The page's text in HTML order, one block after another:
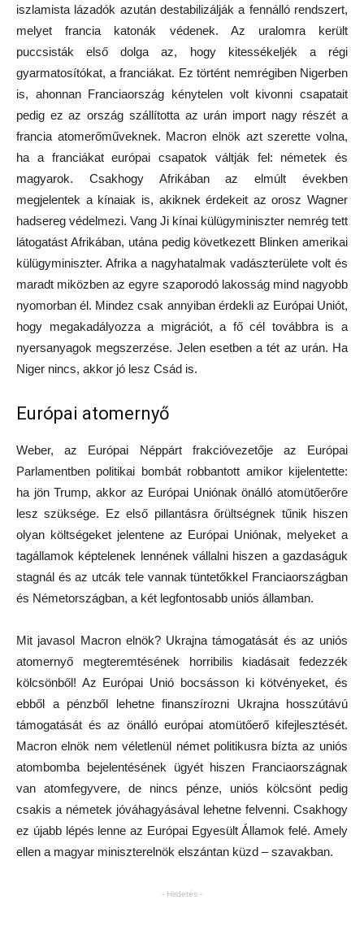
iszlamista lázadók azután destabilizálják a fennálló rendszert,
melyet francia katonák védenek. Az uralomra került
puccsisták első dolga az, hogy kitessékeljék a régi
gyarmatosítókat, a franciákat. Ez történt nemrégiben Nigerben
is, ahonnan Franciaország kénytelen volt kivonni csapatait
pedig ez az ország szállította az urán import nagy részét a
francia atomerőműveknek. Macron elnök azt szerette volna,
ha a franciákat európai csapatok váltják fel: németek és
magyarok. Csakhogy Afrikában az elmúlt években
megjelentek a kínaiak is, akiknek érdekeit az orosz Wagner
hadsereg védelmezi. Vang Ji kínai külügyminiszter nemrég tett
látogatást Afrikában, utána pedig következett Blinken amerikai
külügyminiszter. Afrika a nagyhatalmak vadászterülete volt és
maradt miközben az egyre szaporodó lakosság mind nagyobb
nyomorban él. Mindez csak annyiban érdekli az Európai Uniót,
hogy megakadályozza a migrációt, a fő cél továbbra is a
nyersanyagok megszerzése. Jelen esetben a tét az urán. Ha
Niger nincs, akkor jó lesz Csád is.
Európai atomernyő
Weber, az Európai Néppárt frakcióvezetője az Európai
Parlamentben politikai bombát robbantott amikor kijelentette:
ha jön Trump, akkor az Európai Uniónak önálló atomütőerőre
lesz szüksége. Ez első pillantásra őrültségnek tűnik hiszen
olyan költségeket jelentene az Európai Uniónak, melyeket a
tagállamok képtelenek lennének vállalni hiszen a gazdaságuk
stagnál és az utcák tele vannak tüntetőkkel Franciaországban
és Németországban, a két legfontosabb uniós államban.
Mit javasol Macron elnök? Ukrajna támogatását és az uniós
atomernyő megteremtésének horribilis kiadásait fedezzék
kölcsönből! Az Európai Unió bocsásson ki kötvényeket, és
ebből a pénzből lehetne finanszírozni Ukrajna hosszútávú
támogatását és az önálló európai atomütőerő kifejlesztését.
Macron elnök nem véletlenül német politikusra bízta az uniós
atombomba bejelentésének ügyét hiszen Franciaországnak
van atomfegyvere, de nincs pénze, uniós kölcsönt pedig
csakis a németek jóváhagyásával lehetne felvenni. Csakhogy
ez újabb lépés lenne az Európai Egyesült Államok felé. Amely
ellen a magyar miniszterelnök elszántan küzd – szavakban.
- Hirdetés -